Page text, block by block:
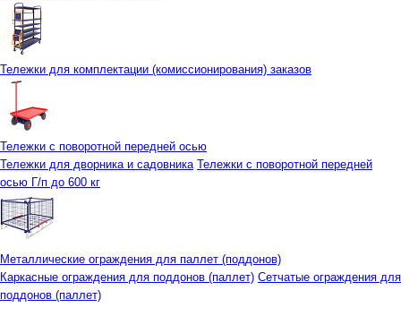
Тележки для комплектации (комиссионирования) заказов
Тележки с поворотной передней осью
Тележки для дворника и садовника Тележки с поворотной передней
осью Г/п до 600 кг
Металлические ограждения для паллет (поддонов)
Каркасные ограждения для поддонов (паллет) Сетчатые ограждения для
поддонов (паллет)